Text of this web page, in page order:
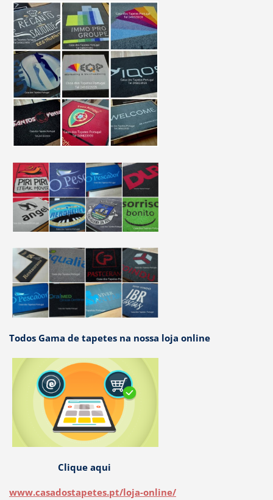
Todos Gama de tapetes na nossa loja online
Clique aqui
www.casadostapetes.pt/loja-online/